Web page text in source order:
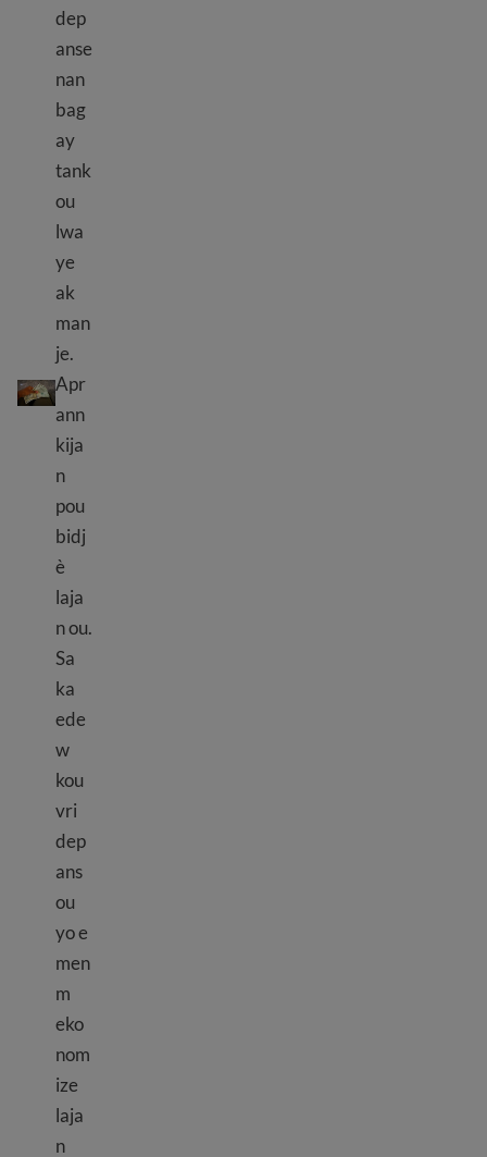
Fè yon bidjè pou ekonomize lajan
dep
anse
nan
bag
ay
tank
ou
lwa
ye
ak
man
je.
Apr
ann
kija
n
pou
bidj
è
laja
n ou.
Sa
ka
ede
w
kou
vri
dep
ans
ou
yo e
men
m
eko
nom
ize
laja
n